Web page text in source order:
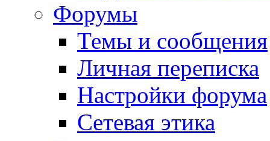
Форумы
Темы и сообщения
Личная переписка
Настройки форума
Сетевая этика